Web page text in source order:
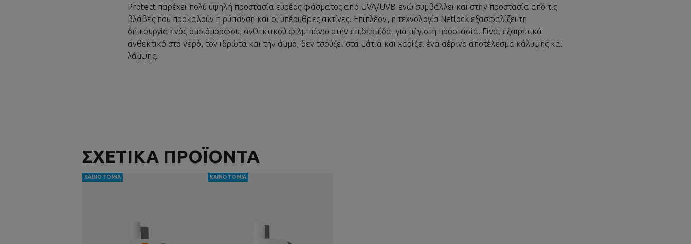
Protect παρέχει πολύ υψηλή προστασία ευρέος φάσματος από UVA/UVB ενώ συμβάλλει και στην προστασία από τις
βλάβες που προκαλούν η ρύπανση και οι υπέρυθρες ακτίνες. Επιπλέον, η τεχνολογία Netlock εξασφαλίζει τη
δημιουργία ενός ομοιόμορφου, ανθεκτικού φιλμ πάνω στην επιδερμίδα, για μέγιστη προστασία. Είναι εξαιρετικά
ανθεκτικό στο νερό, τον ιδρώτα και την άμμο, δεν τσούζει στα μάτια και χαρίζει ένα αέρινο αποτέλεσμα κάλυψης και
λάμψης.
ΣΧΕΤΙΚΑ ΠΡΟΪΟΝΤΑ
ΚΑΙΝΟΤΟΜΊΑ ΚΑΙΝΟΤΟΜΊΑ